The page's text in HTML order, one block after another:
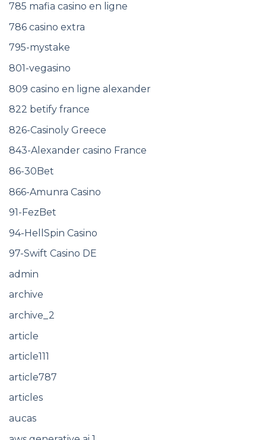
785 mafia casino en ligne
786 casino extra
795-mystake
801-vegasino
809 casino en ligne alexander
822 betify france
826-Casinoly Greece
843-Alexander casino France
86-30Bet
866-Amunra Casino
91-FezBet
94-HellSpin Casino
97-Swift Casino DE
admin
archive
archive_2
article
article111
article787
articles
aucas